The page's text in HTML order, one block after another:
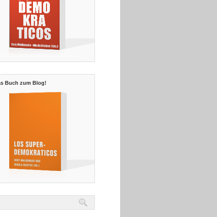
Buch zum Blog!